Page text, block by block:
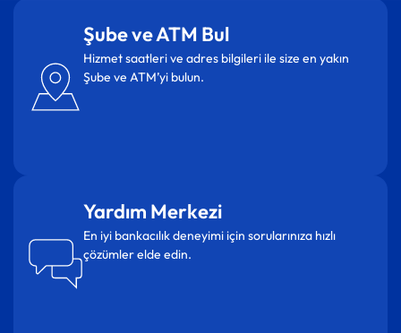
Şube ve ATM Bul
Hizmet saatleri ve adres bilgileri ile size en yakın
Şube ve ATM’yi bulun.
Yardım Merkezi
En iyi bankacılık deneyimi için sorularınıza hızlı
çözümler elde edin.